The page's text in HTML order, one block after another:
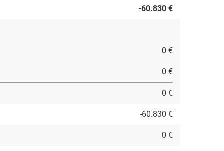
-60.830 €
0 €
0 €
0 €
-60.830 €
0 €